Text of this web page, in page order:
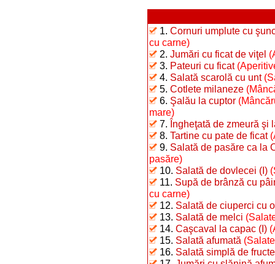
1. Cornuri umplute cu
cu carne)
2. Jumări cu ficat de viţel
3. Pateuri cu ficat
4. Salată scarolă cu unt
5. Cotlete milaneze
6. Şalău la cuptor
mare)
7. Îngheţată de zmeură şi
8. Tartine cu pate de ficat
9. Salată de pasăre ca la
pasăre)
10. Salată de dovlecei (I)
11. Supă de brânză cu
cu carne)
12. Salată de ciuperci cu
13. Salată de melci
14. Caşcaval la capac (I)
15. Salată afumată
16. Salată simplă de fructe